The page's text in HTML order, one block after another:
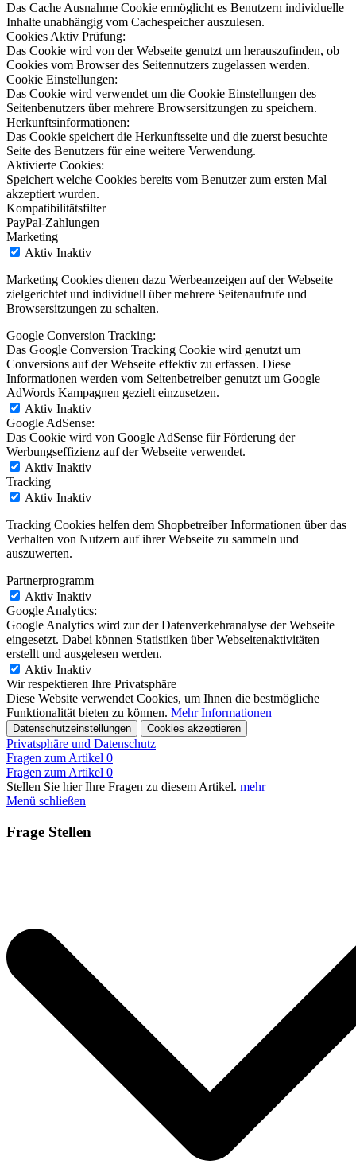
Das Cache Ausnahme Cookie ermöglicht es Benutzern individuelle
Inhalte unabhängig vom Cachespeicher auszulesen.
Cookies Aktiv Prüfung:
Das Cookie wird von der Webseite genutzt um herauszufinden, ob
Cookies vom Browser des Seitennutzers zugelassen werden.
Cookie Einstellungen:
Das Cookie wird verwendet um die Cookie Einstellungen des
Seitenbenutzers über mehrere Browsersitzungen zu speichern.
Herkunftsinformationen:
Das Cookie speichert die Herkunftsseite und die zuerst besuchte
Seite des Benutzers für eine weitere Verwendung.
Aktivierte Cookies:
Speichert welche Cookies bereits vom Benutzer zum ersten Mal
akzeptiert wurden.
Kompatibilitätsfilter
PayPal-Zahlungen
Marketing
Aktiv Inaktiv
Marketing Cookies dienen dazu Werbeanzeigen auf der Webseite
zielgerichtet und individuell über mehrere Seitenaufrufe und
Browsersitzungen zu schalten.
Google Conversion Tracking:
Das Google Conversion Tracking Cookie wird genutzt um
Conversions auf der Webseite effektiv zu erfassen. Diese
Informationen werden vom Seitenbetreiber genutzt um Google
AdWords Kampagnen gezielt einzusetzen.
Aktiv Inaktiv
Google AdSense:
Das Cookie wird von Google AdSense für Förderung der
Werbungseffizienz auf der Webseite verwendet.
Aktiv Inaktiv
Tracking
Aktiv Inaktiv
Tracking Cookies helfen dem Shopbetreiber Informationen über das
Verhalten von Nutzern auf ihrer Webseite zu sammeln und
auszuwerten.
Partnerprogramm
Aktiv Inaktiv
Google Analytics:
Google Analytics wird zur der Datenverkehranalyse der Webseite
eingesetzt. Dabei können Statistiken über Webseitenaktivitäten
erstellt und ausgelesen werden.
Aktiv Inaktiv
Wir respektieren Ihre Privatsphäre
Diese Website verwendet Cookies, um Ihnen die bestmögliche
Funktionalität bieten zu können. Mehr Informationen
Datenschutzeinstellungen Cookies akzeptieren
Privatsphäre und Datenschutz
Fragen zum Artikel 0
Fragen zum Artikel 0
Stellen Sie hier Ihre Fragen zu diesem Artikel. mehr
Menü schließen
Frage Stellen